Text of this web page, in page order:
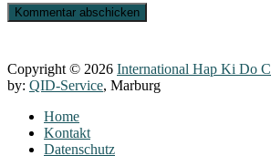
Copyright © 2026 International Hap Ki Do
by: QID-Service, Marburg
Home
Kontakt
Datenschutz